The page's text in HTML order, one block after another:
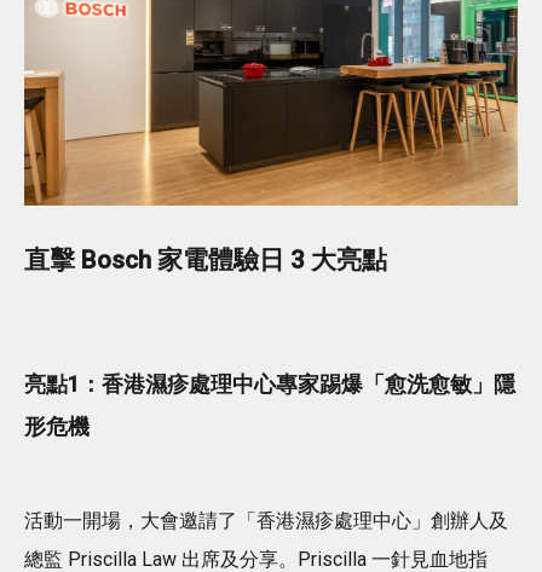
直擊 Bosch 家電體驗日 3 大亮點
亮點1：香港濕疹處理中心專家踢爆「愈洗愈敏」隱
形危機
活動一開場，大會邀請了「香港濕疹處理中心」創辦人及
總監 Priscilla Law 出席及分享。Priscilla 一針見血地指